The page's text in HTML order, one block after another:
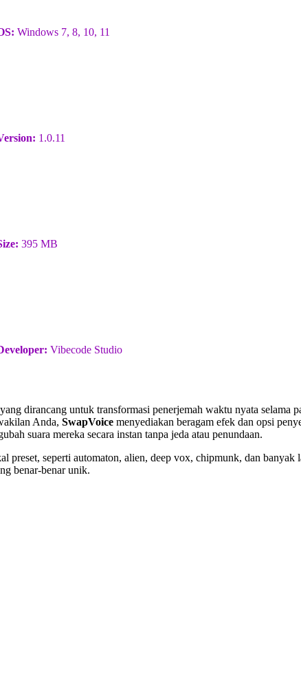
Windows 7, 8, 10, 11
1.0.11
395 MB
Vibecode Studio
dirancang untuk transformasi penerjemah waktu nyata selama
Anda, SwapVoice menyediakan beragam efek dan opsi
suara mereka secara instan tanpa jeda atau penundaan.
preset, seperti automaton, alien, deep vox, chipmunk, dan
benar-benar unik.